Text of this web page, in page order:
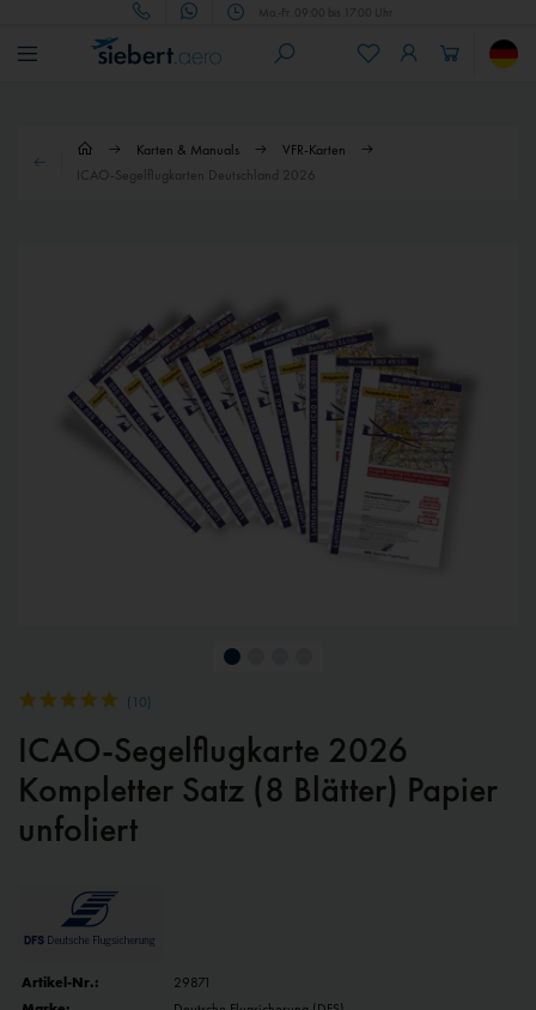
Mo.-Fr. 09:00 bis 17:00 Uhr
Karten & Manuals
VFR-Karten
ICAO-Segelflugkarten Deutschland 2026
(10)
ICAO-Segelflugkarte 2026
Kompletter Satz (8 Blätter) Papier
unfoliert
Artikel-Nr.:
29871